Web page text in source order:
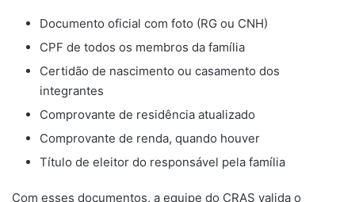
Documento oficial com foto (RG ou CNH)
CPF de todos os membros da família
Certidão de nascimento ou casamento dos
integrantes
Comprovante de residência atualizado
Comprovante de renda, quando houver
Título de eleitor do responsável pela família
Com esses documentos, a equipe do CRAS valida o